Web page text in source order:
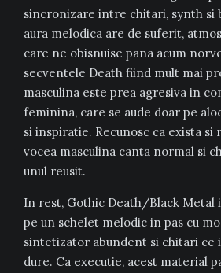
sincronizare intre chitari, synth si
aura melodica are de suferit,
care ne obisnuise pana acum
secventele Death fiind mult mai
masculina este prea agresiva in
feminina, care se aude doar pe
si inspiratie. Recunosc ca exista si
vocea masculina canta normal si
unul reusit.
In rest, Gothic Death/Black Metal
pe un schelet melodic in pas cu
sintetizator abundent si chitari ce
dure. Ca executie, acest material